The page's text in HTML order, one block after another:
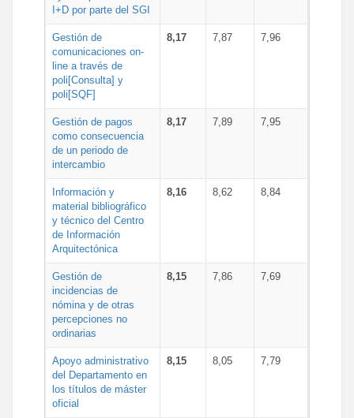
I+D por parte del SGI
Gestión de
comunicaciones on-
line a través de
poli[Consulta] y
poli[SQF]
8,17 7,87 7,96
Gestión de pagos
como consecuencia
de un periodo de
intercambio
8,17 7,89 7,95
Información y
material bibliográfico
y técnico del Centro
de Información
Arquitectónica
8,16 8,62 8,84
Gestión de
incidencias de
nómina y de otras
percepciones no
ordinarias
8,15 7,86 7,69
Apoyo administrativo
del Departamento en
los títulos de máster
oficial
8,15 8,05 7,79